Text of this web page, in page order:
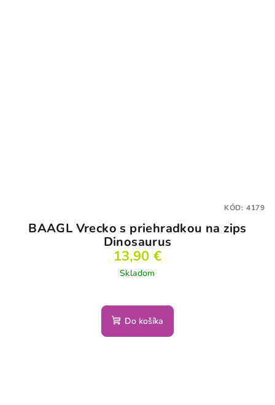
BAAGL Vrecko s priehradkou na zips
Dinosaurus
13,90 €
Skladom
Do košíka
KÓD: 4179